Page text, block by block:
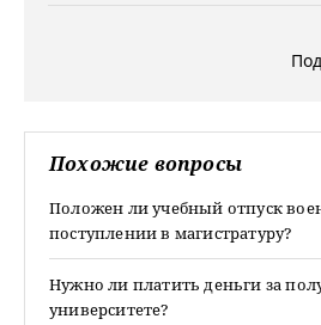
Похожие вопросы
Положен ли учебный отпуск
поступлении в магистратуру?
Нужно ли платить деньги за
университете?